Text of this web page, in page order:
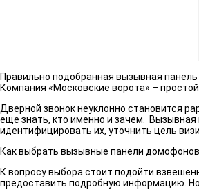
Правильно подобранная вызывная
Компания «Московские ворота» –
Дверной звонок неуклонно становится
еще знать, кто именно и зачем.
идентифицировать их, уточнить цель
Как выбрать вызывные панели
К вопросу выбора стоит подойти
предоставить подробную информацию.